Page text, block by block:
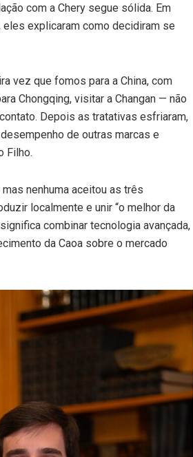
com a Chery segue sólida. Em
eles explicaram como decidiram se
vez que fomos para a China, com
Chongqing, visitar a Changan — não
Depois as tratativas esfriaram,
de outras marcas e
Filho.
nenhuma aceitou as três
localmente e unir “o melhor da
combinar tecnologia avançada,
da Caoa sobre o mercado